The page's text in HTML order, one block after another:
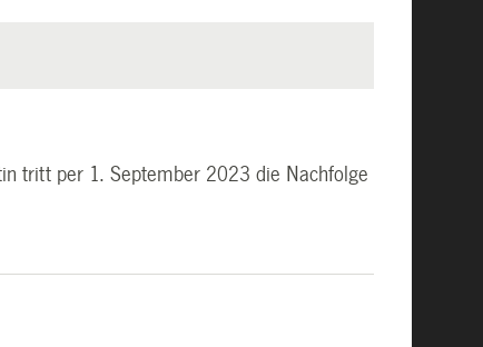
tritt per 1. September 2023 die Nachfolge